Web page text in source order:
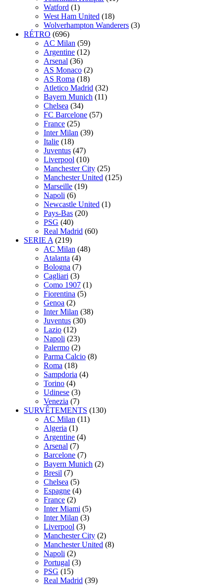
Watford (1)
West Ham United (18)
Wolverhampton Wanderers (3)
RÉTRO (696)
AC Milan (59)
Argentine (12)
Arsenal (36)
AS Monaco (2)
AS Roma (18)
Atletico Madrid (32)
Bayern Munich (11)
Chelsea (34)
FC Barcelone (57)
France (25)
Inter Milan (39)
Italie (18)
Juventus (47)
Liverpool (10)
Manchester City (25)
Manchester United (125)
Marseille (19)
Napoli (6)
Newcastle United (1)
Pays-Bas (20)
PSG (40)
Real Madrid (60)
SERIE A (219)
AC Milan (48)
Atalanta (4)
Bologna (7)
Cagliari (3)
Como 1907 (1)
Fiorentina (5)
Genoa (2)
Inter Milan (38)
Juventus (30)
Lazio (12)
Napoli (23)
Palermo (2)
Parma Calcio (8)
Roma (18)
Sampdoria (4)
Torino (4)
Udinese (3)
Venezia (7)
SURVÊTEMENTS (130)
AC Milan (11)
Algeria (1)
Argentine (4)
Arsenal (7)
Barcelone (7)
Bayern Munich (2)
Bresil (7)
Chelsea (5)
Espagne (4)
France (2)
Inter Miami (5)
Inter Milan (3)
Liverpool (3)
Manchester City (2)
Manchester United (8)
Napoli (2)
Portugal (3)
PSG (15)
Real Madrid (39)